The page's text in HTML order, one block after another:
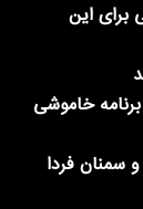
و ۹۸۵ هزار تومانی برای این
برق مشهد روز شنبه ۱۷ مرداد ۱۴۰۵ | برنامه خاموشی
سمنان فردا